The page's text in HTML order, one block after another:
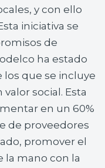
y con ello
iniciativa se
de
ha estado
los que se incluye
social. Esta
en un 60%
de proveedores
promover el
la mano con la